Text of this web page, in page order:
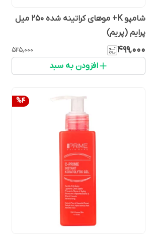
شامپو K+ موهای کراتینه شده 250 میل
پرایم (پریم)
۴۹۹٬۰۰۰ ۵۲۵٬۰۰۰
افزودن به سبد
%4